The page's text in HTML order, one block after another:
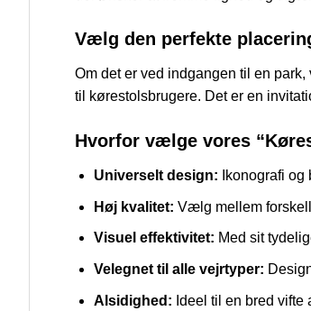
Vælg den perfekte
Om det er ved indgangen til en
til kørestolsbrugere. Det er en
Hvorfor vælge vores
Universelt design: Ikonografi
Høj kvalitet: Vælg mellem
Visuel effektivitet: Med sit
Velegnet til alle vejrtyper:
Alsidighed: Ideel til en bred vifte